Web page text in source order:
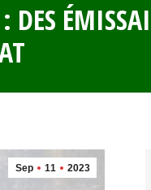
Sep 11 2023